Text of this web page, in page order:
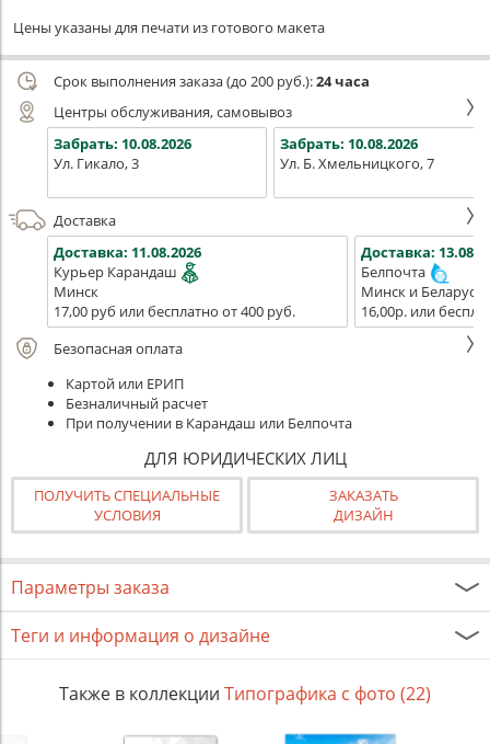
Цены указаны для печати из готового макета
Срок выполнения заказа (до 200 руб.):24 часа
Центры обслуживания, самовывоз
Забрать: 10.08.2026
Ул. Гикало, 3
Забрать: 10.08.2026
Ул. Б. Хмельницкого, 7
Доставка
Доставка: 11.08.2026
Курьер Карандаш
Минск
17,00 руб или бесплатно от 400 руб.
Доставка:
Белпочта
Минск и Беларусь
16,00р. или
Безопасная оплата
Картой или ЕРИП
Безналичный расчет
При получении в Карандаш или Белпочта
ДЛЯ ЮРИДИЧЕСКИХ ЛИЦ
ПОЛУЧИТЬ СПЕЦИАЛЬНЫЕ
УСЛОВИЯ
ЗАКАЗАТЬ
ДИЗАЙН
Параметры заказа
Теги и информация о дизайне
Также в коллекции Типографика с фото (22)